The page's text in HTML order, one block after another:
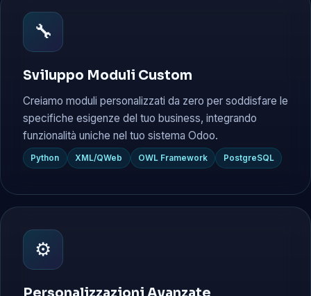
🔧
Sviluppo Moduli Custom
Creiamo moduli personalizzati da zero per soddisfare le
specifiche esigenze del tuo business, integrando
funzionalità uniche nel tuo sistema Odoo.
Python XML/QWeb OWL Framework PostgreSQL
⚙️